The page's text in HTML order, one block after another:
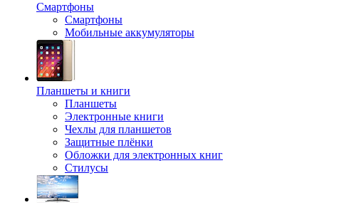
Смартфоны
Смартфоны
Мобильные аккумуляторы
Планшеты и книги
Планшеты
Электронные книги
Чехлы для планшетов
Защитные плёнки
Обложки для электронных книг
Стилусы